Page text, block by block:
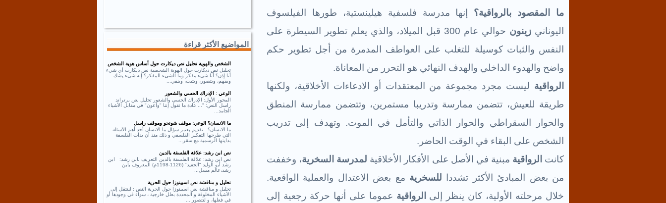
ما المقصود بالرواقية؟ إنها مدرسة فلسفية هيلينستية، طورها الفيلسوف
اليوناني زينون
حوالي عام 300 قبل الميلاد، والذي يعلم تطوير السيطرة على
النفس والثبات كوسيلة للتغلب على العواطف المدمرة من أجل تطوير حكم
واضح والهدوء الداخلي والهدف النهائي هو التحرر من المعاناة.
الرواقية ليست مجرد مجموعة من المعتقدات أو الادعاءات الأخلاقية، ولكنها
طريقة للعيش، تتضمن ممارسة وتدريبا مستمرين، وتتضمن ممارسة المنطق
والحوار السقراطي والحوار الذاتي والتأمل في الموت. وتهدف إلى تدريب
الشخص على البقاء في الوقت الحاضر.
كانت الرواقية مبنية في الأصل على الأفكار الأخلاقية لمدرسة السخرية، وخففت
من بعض المبادئ الأكثر تشددا للسخرية مع بعض الاعتدال والعملية الواقعية.
خلال مرحلته الأولية، كان ينظر إلى
الرواقية عموما على أنها حركة رجعية إلى
المواضيع الأكثر قراءة
الشخص والهوية تحليل نص ديكارت حول أساس هوية الشخص
تحليل نص ديكارت حول الهوية الشخصية نص ديكارت أي شيء
أنا إذن؟ أنا شيء مفكر وما الشيء المفكر؟ إنه شيء يشك
ويفهم، ويتصور، ويثبت، وينفي...
الوعي : الإدراك الحسي والشعور
المحور الأول: الإدراك الحسي والشعور تحليل نص برتراند
راسل النص: "... عادة ما نقول إننا "واعون" في مقابل الأشياء
الجامد...
ما الانسان؟ الوعي: موقف شونجو وموقف راسل
ما الانسان؟ تقديم يعتبر سؤال ما الانسان أحد أهم الأسئلة
التي طرحها التفكير الفلسفي و ذلك منذ أن بدأت الفلسفة
بدايتها الرسمية مع سقر...
نص ابن رشد: علاقة الفلسفة بالدين
نص ابن رشد: علاقة الفلسفة بالدين التعريف بابن رشد: ابن
رشد أبو الوليد "الحفيد" (1126-1198م) المعروف بابن
رشد،عالم مسل...
تحليل و مناقشة نص اسبينوزا حول الحرية
تحليل و مناقشة نص اسبينوزا حول الحرية النص : لننتقل إلى
الأشياء المخلوقة و المحددة بعلل خارجية ، سواء في وجودها أو
في فعلها، و لنتصور ...